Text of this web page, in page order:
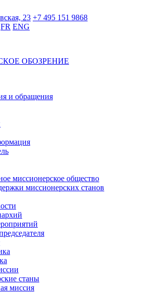
23 +7 495 151 9868
FR ENG
ОБОЗРЕНИЕ
и обращения
миссионерское общество
миссионерских станов
станы
миссия